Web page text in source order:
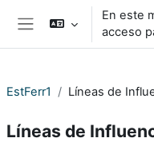
Salta al contenido principal
Panel lateral
En este
acceso
EstFerr1 Líneas de
Líneas de